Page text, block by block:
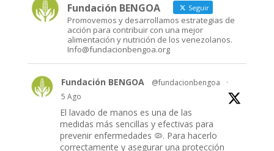
Fundación BENGOA Seguir
Promovemos y desarrollamos estrategias de
acción para contribuir con una mejor
alimentación y nutrición de los venezolanos.
Info@fundacionbengoa.org
Fundación BENGOA @fundacionbengoa
·
5 Ago
El lavado de manos es una de las
medidas más sencillas y efectivas para
prevenir enfermedades 🦠. Para hacerlo
correctamente y asegurar una protección